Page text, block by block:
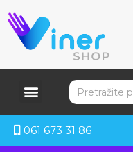
061 673 31 86